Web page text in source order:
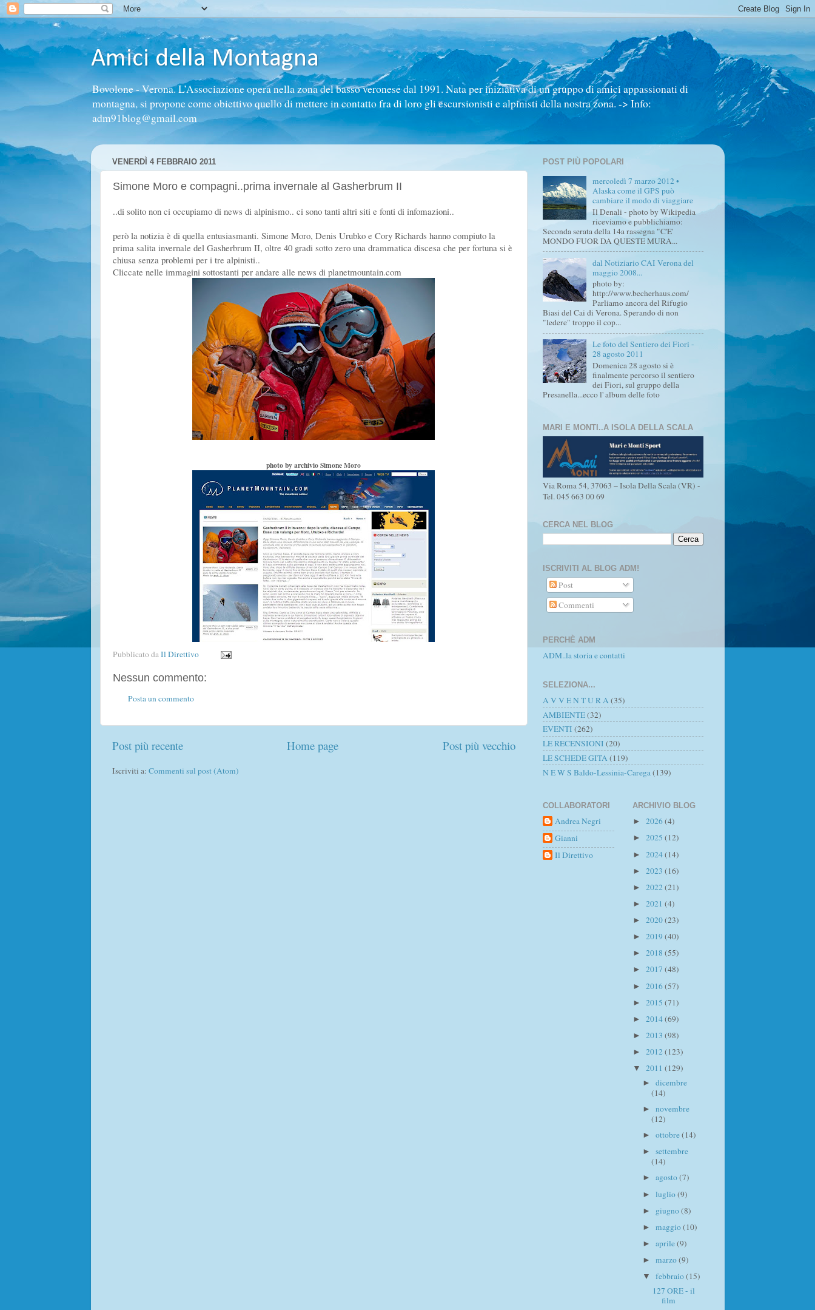
Amici della Montagna
Bovolone - Verona. L’Associazione opera nella zona del basso veronese dal 1991. Nata per iniziativa di un gruppo di amici appassionati di
montagna, si propone come obiettivo quello di mettere in contatto fra di loro gli escursionisti e alpinisti della nostra zona. -> Info:
adm91blog@gmail.com
VENERDÌ 4 FEBBRAIO 2011
Simone Moro e compagni..prima invernale al Gasherbrum II
..di solito non ci occupiamo di news di alpinismo.. ci sono tanti altri siti e fonti di infomazioni..
però la notizia è di quella entusiasmanti. Simone Moro, Denis Urubko e Cory Richards hanno compiuto la
prima salita invernale del Gasherbrum II, oltre 40 gradi sotto zero una drammatica discesa che per fortuna si è
chiusa senza problemi per i tre alpinisti..
Cliccate nelle immagini sottostanti per andare alle news di planetmountain.com
photo by archivio Simone Moro
Pubblicato daIl Direttivo
Nessun commento:
Posta un commento
Post più recente Post più vecchio
Home page
Iscriviti a: Commenti sul post (Atom)
POST PIÙ POPOLARI
mercoledì 7 marzo 2012 •
Alaska come il GPS può
cambiare il modo di viaggiare
Il Denali - photo by Wikipedia
riceviamo e pubblichiamo:
Seconda serata della 14a rassegna "C'E'
MONDO FUOR DA QUESTE MURA...
dal Notiziario CAI Verona del
maggio 2008...
photo by:
http://www.becherhaus.com/
Parliamo ancora del Rifugio
Biasi del Cai di Verona. Sperando di non
"ledere" troppo il cop...
Le foto del Sentiero dei Fiori -
28 agosto 2011
Domenica 28 agosto si è
finalmente percorso il sentiero
dei Fiori, sul gruppo della
Presanella...ecco l' album delle foto
MARI E MONTI..A ISOLA DELLA SCALA
Via Roma 54, 37063 – Isola Della Scala (VR) -
Tel. 045 663 00 69
CERCA NEL BLOG
ISCRIVITI AL BLOG ADM!
Post
Commenti
PERCHÈ ADM
ADM..la storia e contatti
SELEZIONA...
A V V E N T U R A (35)
AMBIENTE(32)
EVENTI (262)
LE RECENSIONI (20)
LE SCHEDE GITA (119)
N E W S Baldo-Lessinia-Carega (139)
COLLABORATORI
Andrea Negri
Gianni
Il Direttivo
ARCHIVIO BLOG
► 2026(4)
► 2025 (12)
► 2024(14)
► 2023 (16)
► 2022 (21)
► 2021 (4)
► 2020(23)
► 2019 (40)
► 2018 (55)
► 2017 (48)
► 2016(57)
► 2015 (71)
► 2014(69)
► 2013 (98)
► 2012 (123)
▼ 2011 (129)
► dicembre
(14)
► novembre
(12)
► ottobre(14)
► settembre
(14)
► agosto(7)
► luglio(9)
► giugno(8)
► maggio(10)
► aprile(9)
► marzo(9)
▼ febbraio(15)
127 ORE - il
film